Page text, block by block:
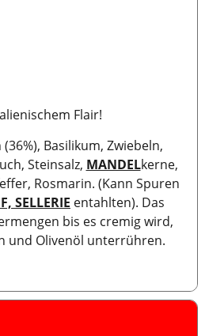
Flair!
Basilikum, Zwiebeln,
Steinsalz, MANDELkerne,
Rosmarin. (Kann Spuren
SELLERIE entahlten). Das
bis es cremig wird,
und Olivenöl unterrühren.